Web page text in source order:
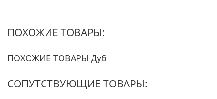
ПОХОЖИЕ ТОВАРЫ:
ПОХОЖИЕ ТОВАРЫ Дуб
СОПУТСТВУЮЩИЕ ТОВАРЫ: